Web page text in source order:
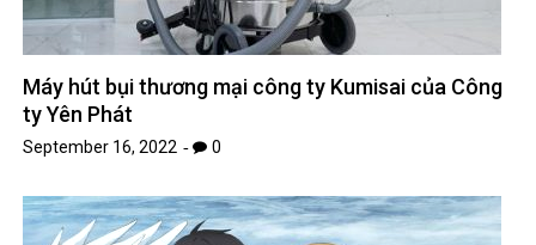
Máy hút bụi thương mại công ty Kumisai của Công
ty Yên Phát
September 16, 2022 0